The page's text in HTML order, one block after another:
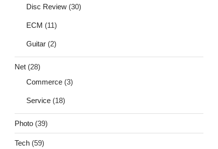
Disc Review (30)
ECM (11)
Guitar (2)
Net (28)
Commerce (3)
Service (18)
Photo (39)
Tech (59)